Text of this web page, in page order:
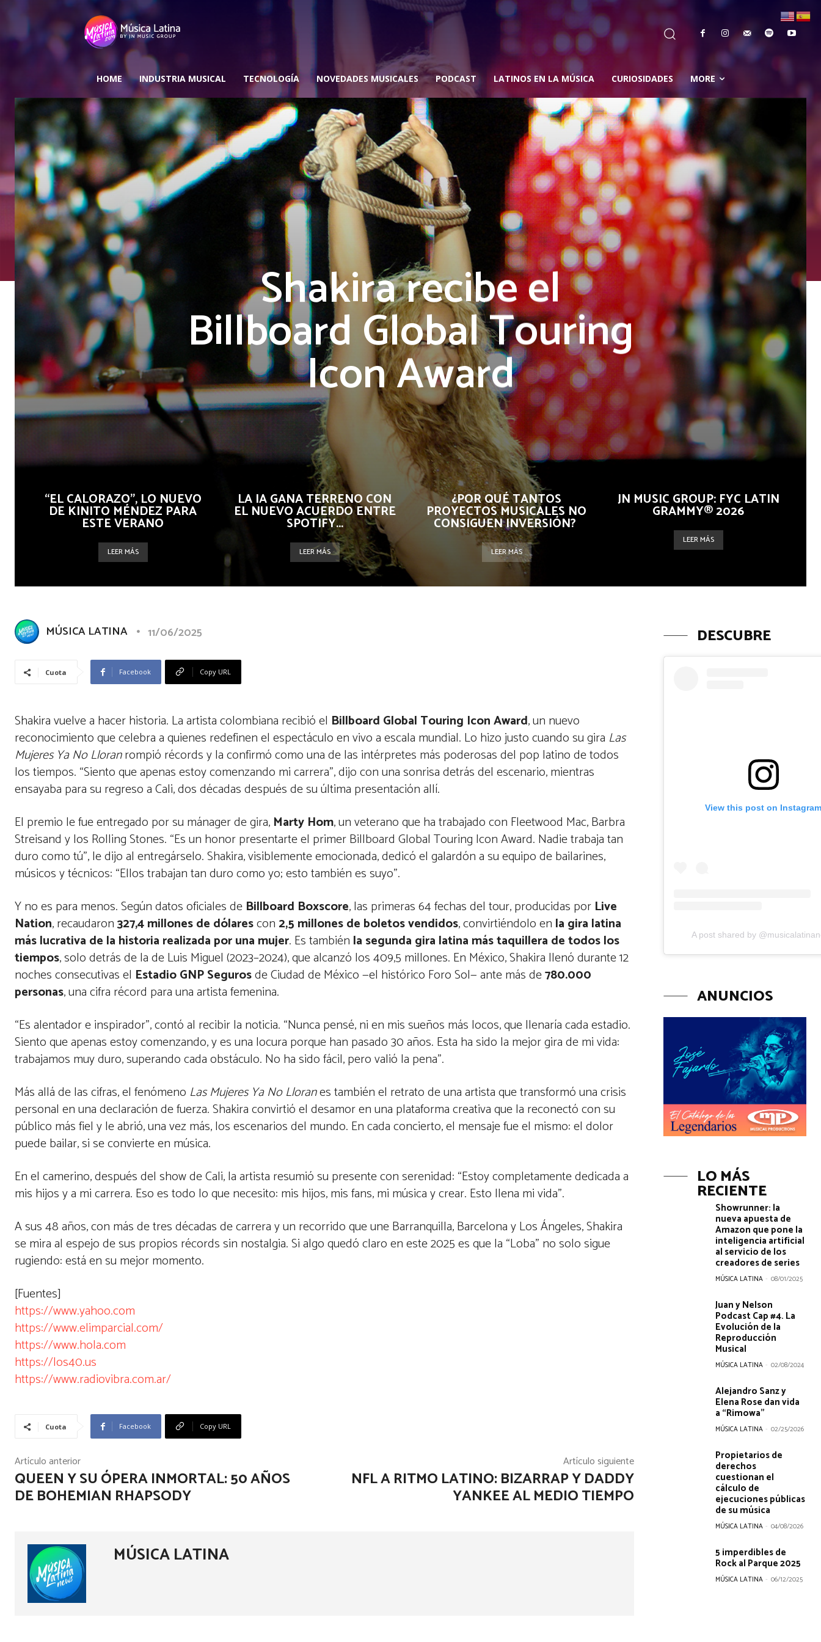
HOME INDUSTRIA MUSICAL TECNOLOGÍA NOVEDADES MUSICALES PODCAST LATINOS EN LA MÚSICA CURIOSIDADES MORE
Shakira recibe el
Billboard Global Touring
Icon Award
“EL CALORAZO”, LO NUEVO
DE KINITO MÉNDEZ PARA
ESTE VERANO
LEER MÁS
LA IA GANA TERRENO CON
EL NUEVO ACUERDO ENTRE
SPOTIFY...
LEER MÁS
¿POR QUÉ TANTOS
PROYECTOS MUSICALES NO
CONSIGUEN INVERSIÓN?
LEER MÁS
JN MUSIC GROUP: FYC LATIN
GRAMMY® 2026
LEER MÁS
MÚSICA LATINA 11/06/2025
Cuota Facebook Copy URL
Shakira vuelve a hacer historia. La artista colombiana recibió el Billboard Global Touring Icon Award, un nuevo
reconocimiento que celebra a quienes redefinen el espectáculo en vivo a escala mundial. Lo hizo justo cuando su gira Las
Mujeres Ya No Lloranrompió récords y la confirmó como una de las intérpretes más poderosas del pop latino de todos
los tiempos. “Siento que apenas estoy comenzando mi carrera”, dijo con una sonrisa detrás del escenario, mientras
ensayaba para su regreso a Cali, dos décadas después de su última presentación allí.
El premio le fue entregado por su mánager de gira, Marty Hom, un veterano que ha trabajado con Fleetwood Mac, Barbra
Streisand y los Rolling Stones. “Es un honor presentarte el primer Billboard Global Touring Icon Award. Nadie trabaja tan
duro como tú”, le dijo al entregárselo. Shakira, visiblemente emocionada, dedicó el galardón a su equipo de bailarines,
músicos y técnicos: “Ellos trabajan tan duro como yo; esto también es suyo”.
Y no es para menos. Según datos oficiales de Billboard Boxscore, las primeras 64 fechas del tour, producidas por Live
Nation, recaudaron327,4 millones de dólarescon 2,5 millones de boletos vendidos, convirtiéndolo en la gira latina
más lucrativa de la historia realizada por una mujer. Es también la segunda gira latina más taquillera de todos los
tiempos, solo detrás de la de Luis Miguel (2023–2024), que alcanzó los 409,5 millones. En México, Shakira llenó durante 12
noches consecutivas el Estadio GNP Segurosde Ciudad de México —el histórico Foro Sol— ante más de780.000
personas, una cifra récord para una artista femenina.
“Es alentador e inspirador”, contó al recibir la noticia. “Nunca pensé, ni en mis sueños más locos, que llenaría cada estadio.
Siento que apenas estoy comenzando, y es una locura porque han pasado 30 años. Esta ha sido la mejor gira de mi vida:
trabajamos muy duro, superando cada obstáculo. No ha sido fácil, pero valió la pena”.
Más allá de las cifras, el fenómeno Las Mujeres Ya No Lloranes también el retrato de una artista que transformó una crisis
personal en una declaración de fuerza. Shakira convirtió el desamor en una plataforma creativa que la reconectó con su
público más fiel y le abrió, una vez más, los escenarios del mundo. En cada concierto, el mensaje fue el mismo: el dolor
puede bailar, si se convierte en música.
En el camerino, después del show de Cali, la artista resumió su presente con serenidad: “Estoy completamente dedicada a
mis hijos y a mi carrera. Eso es todo lo que necesito: mis hijos, mis fans, mi música y crear. Esto llena mi vida”.
A sus 48 años, con más de tres décadas de carrera y un recorrido que une Barranquilla, Barcelona y Los Ángeles, Shakira
se mira al espejo de sus propios récords sin nostalgia. Si algo quedó claro en este 2025 es que la “Loba” no solo sigue
rugiendo: está en su mejor momento.
[Fuentes]
https://www.yahoo.com
https://www.elimparcial.com/
https://www.hola.com
https://los40.us
https://www.radiovibra.com.ar/
Cuota Facebook Copy URL
Artículo anterior
QUEEN Y SU ÓPERA INMORTAL: 50 AÑOS
DE BOHEMIAN RHAPSODY
Artículo siguiente
NFL A RITMO LATINO: BIZARRAP Y DADDY
YANKEE AL MEDIO TIEMPO
MÚSICA LATINA
DESCUBRE
View this post on
A post shared by
ANUNCIOS
LO MÁS
RECIENTE
Showrunner: la
nueva apuesta de
Amazon que pone la
inteligencia artificial
al servicio de los
creadores de series
MÚSICA LATINA - 08/01/2025
Juan y Nelson
Podcast Cap #4. La
Evolución de la
Reproducción
Musical
MÚSICA LATINA - 02/08/2024
Alejandro Sanz y
Elena Rose dan vida
a “Rimowa”
MÚSICA LATINA - 02/25/2026
Propietarios de
derechos
cuestionan el
cálculo de
ejecuciones públicas
de su música
MÚSICA LATINA - 04/08/2026
5 imperdibles de
Rock al Parque 2025
MÚSICA LATINA - 06/12/2025